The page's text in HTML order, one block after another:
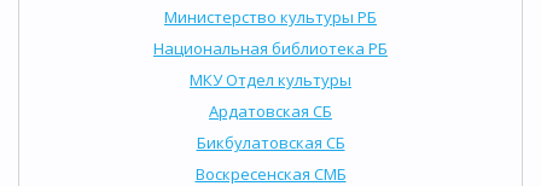
Министерство культуры РБ
Национальная библиотека РБ
МКУ Отдел культуры
Ардатовская СБ
Бикбулатовская СБ
Воскресенская СМБ